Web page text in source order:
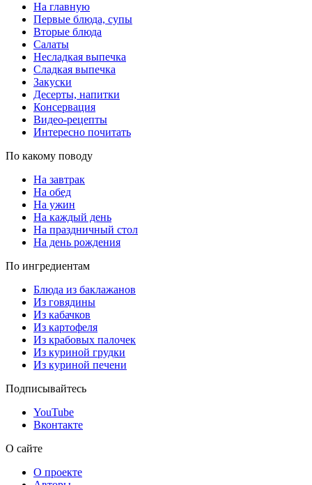
На главную
Первые блюда, супы
Вторые блюда
Салаты
Несладкая выпечка
Сладкая выпечка
Закуски
Десерты, напитки
Консервация
Видео-рецепты
Интересно почитать
По какому поводу
На завтрак
На обед
На ужин
На каждый день
На праздничный стол
На день рождения
По ингредиентам
Блюда из баклажанов
Из говядины
Из кабачков
Из картофеля
Из крабовых палочек
Из куриной грудки
Из куриной печени
Подписывайтесь
YouTube
Вконтакте
О сайте
О проекте